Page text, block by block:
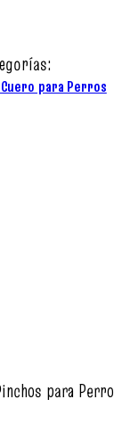
para Perros
para Perro